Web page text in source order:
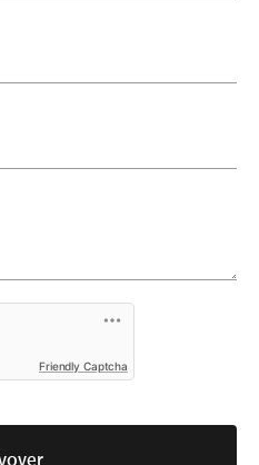
Friendly Captcha